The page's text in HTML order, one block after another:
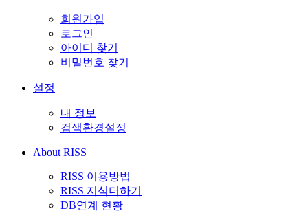
회원가입
로그인
아이디 찾기
비밀번호 찾기
설정
내 정보
검색환경설정
About RISS
RISS 이용방법
RISS 지식더하기
DB연계 현황